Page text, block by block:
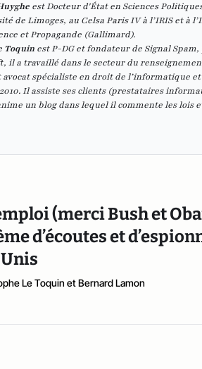
est Docteur d'État en Sciences
de Limoges, au Celsa Paris IV à l’IRIS et
et Propagande (Gallimard).
Toquin est P-DG et fondateur de Signal
il a travaillé dans le secteur du
avocat spécialiste en droit de l’informatique
Il assiste ses clients (prestataires
un blogdans lequel il commente les lois
(merci Bush et
d’écoutes et
Le Toquin et Bernard Lamon